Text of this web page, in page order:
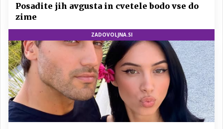
Posadite jih avgusta in cvetele bodo vse do
zime
ZADOVOLJNA.SI